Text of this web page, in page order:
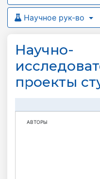
Научное рук-во
Научно-
проекты